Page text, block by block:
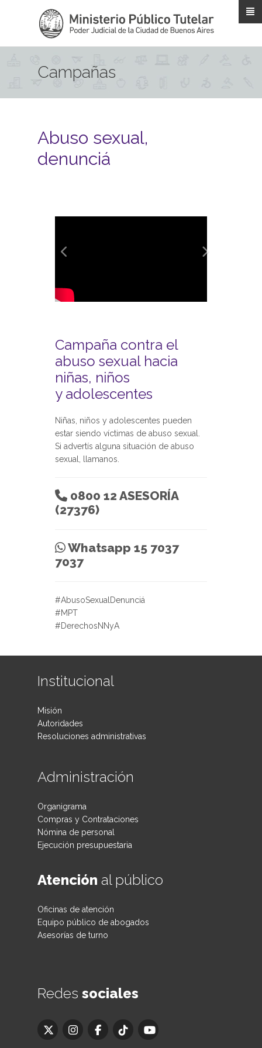
Campañas
Abuso sexual,
denunciá
Anterior Siguiente
Campaña contra el
abuso sexual hacia
niñas, niños
y adolescentes
Niñas, niños y adolescentes pueden
estar siendo víctimas de abuso sexual.
Si advertís alguna situación de abuso
sexual, llamanos.
0800 12 ASESORÍA
(27376)
Whatsapp 15 7037
7037
#AbusoSexualDenunciá
#MPT
#DerechosNNyA
Institucional
Misión
Autoridades
Resoluciones administrativas
Administración
Organigrama
Compras y Contrataciones
Nómina de personal
Ejecución presupuestaria
Atención al público
Oficinas de atención
Equipo público de abogados
Asesorías de turno
Redes sociales